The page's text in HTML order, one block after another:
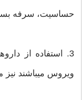
حساسیت، سرفه
3. استفاده از
ویروس میباشند